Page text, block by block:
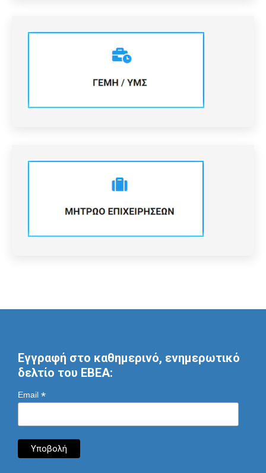
Εγγραφή στο καθημερινό, ενημερωτικό
δελτίο του ΕΒΕΑ:
Email *